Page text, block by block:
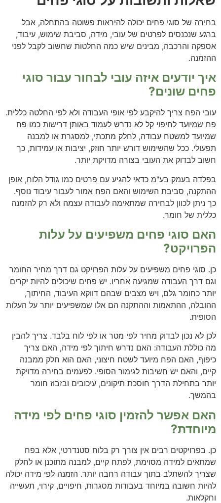
בחירה של סוגי פחים יכולה להיראות פשוטה בהתחלה, אבל
ברגע שנכנסים לפרטים של עובי, מידה, סביבת שימוש, עיבוד,
אספקה והרכבה, מבינים שיש כמה החלטות שחשוב לקבל לפני
ההזמנה.
איך יודעים איזה עובי לבחור עבור סוגי
פחים שונים?
עובי הפח צריך להיקבע לפי אופי העבודה ולא לפי החלטה כללית.
פח שמיועד לחיפוי קל לא נדרש לעמוד באותן דרישות כמו פח
שמיועד למשטח עבודה, לחלק מתכתי, למסגרת או למבנה
תפעולי. ככל שהשימוש דורש יותר חוזק, יציבות או עמידות, כך
חשוב לבדוק את העובי בצורה מדויקת יותר.
בפלדה בעמק בע"מ כדאי להגיע עם פרטים כמו גודל הלוח, אופן
ההתקנה, סביבת השימוש והאם הפח אמור לעבור עיבוד נוסף.
כך ניתן לכוון לבחירה שמתאימה לעבודה עצמה ולא רק להזמנה
כללית של חומר.
האם סוגי פחים משפיעים על עלות
הפרויקט?
כן. סוגי פחים משפיעים על עלות הפרויקט גם דרך מחיר החומר
וגם דרך העבודה שמגיעה אחריו. יש פחים שיכולים להיות יקרים
יותר כחומר גלם, ויש מצבים שבהם דווקא העיבוד, החיתוך,
ההובלה, ההתאמות וההתקנה הם אלו שמשפיעים יותר על העלות
הסופית.
לכן לא נכון לבדוק מחיר לפי מטר או לפי לוח בלבד. צריך להבין
מה כוללת העבודה: האם נדרש חיתוך לפי מידה, האם צריך
כיפוף, האם הפח מיועד לשטח חיצוני, האם הוא חלק ממבנה
קיים, והאם יש חשיבות לגימור הסופי. לפעמים בחירה מדויקת
יותר בתחילת הדרך חוסכת תיקונים, עיכובים ובזבוז חומר
בהמשך.
האם אפשר להזמין סוגי פחים לפי מידה
מיוחדת?
כן. בפרויקטים רבים אין צורך רק בלוח סטנדרטי, אלא בפח
שמתאים למידה מסוימת, לפתח קיים, למבנה מתוכנן או לחלק
שצריך להשתלב בתוך עבודה רחבה יותר. הזמנה לפי מידה יכולה
להיות חשובה במיוחד בעבודות מסגרות, חיפויים, קירוי, תעשייה
וחקלאות.